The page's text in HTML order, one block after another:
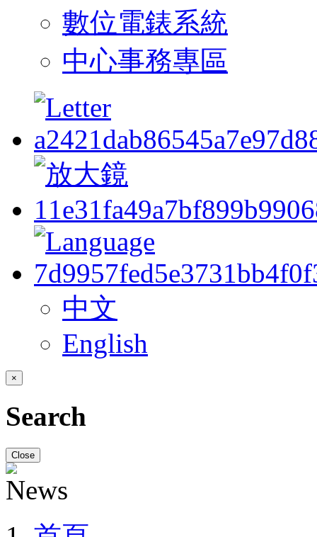
數位電錶系統
中心事務專區
中文
English
×
Search
Close